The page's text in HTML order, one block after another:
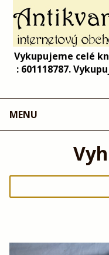
Vykupujeme celé
: 601118787.
MENU